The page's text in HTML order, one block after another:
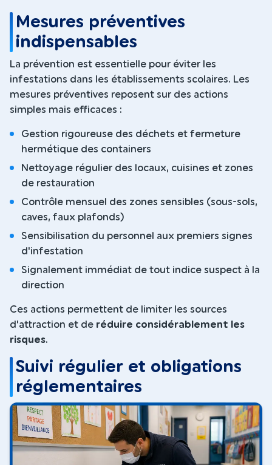
Mesures préventives
indispensables
La prévention est essentielle pour éviter les
infestations dans les établissements scolaires. Les
mesures préventives reposent sur des actions
simples mais efficaces :
Gestion rigoureuse des déchets et fermeture
hermétique des containers
Nettoyage régulier des locaux, cuisines et zones
de restauration
Contrôle mensuel des zones sensibles (sous-sols,
caves, faux plafonds)
Sensibilisation du personnel aux premiers signes
d'infestation
Signalement immédiat de tout indice suspect à la
direction
Ces actions permettent de limiter les sources
d'attraction et de réduire considérablement les
risques.
Suivi régulier et obligations
réglementaires